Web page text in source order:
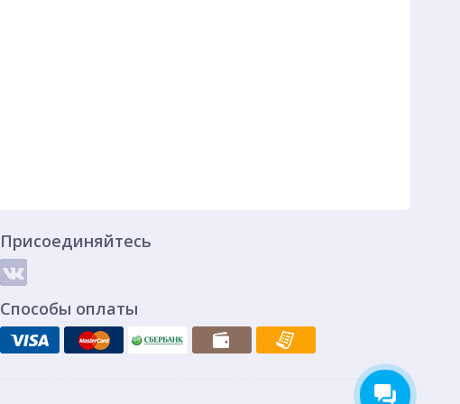
Присоединяйтесь
Способы оплаты